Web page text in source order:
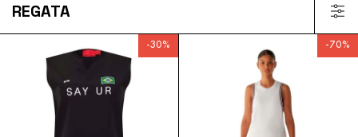
REGATA
-30% -70%